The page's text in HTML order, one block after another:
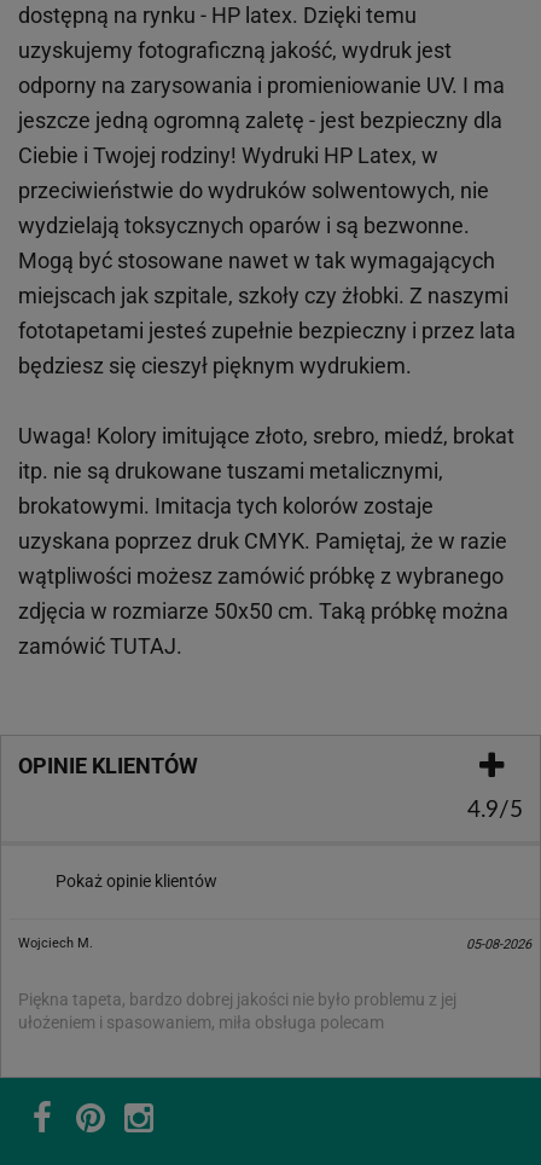
dostępną na rynku - HP latex. Dzięki temu
uzyskujemy fotograficzną jakość, wydruk jest
odporny na zarysowania i promieniowanie UV. I ma
jeszcze jedną ogromną zaletę - jest bezpieczny dla
Ciebie i Twojej rodziny! Wydruki HP Latex, w
przeciwieństwie do wydruków solwentowych, nie
wydzielają toksycznych oparów i są bezwonne.
Mogą być stosowane nawet w tak wymagających
miejscach jak szpitale, szkoły czy żłobki. Z naszymi
fototapetami jesteś zupełnie bezpieczny i przez lata
będziesz się cieszył pięknym wydrukiem.
Uwaga! Kolory imitujące złoto, srebro, miedź, brokat
itp. nie są drukowane tuszami metalicznymi,
brokatowymi. Imitacja tych kolorów zostaje
uzyskana poprzez druk CMYK. Pamiętaj, że w razie
wątpliwości możesz zamówić próbkę z wybranego
zdjęcia w rozmiarze 50x50 cm. Taką próbkę można
zamówićTUTAJ.
OPINIE KLIENTÓW
4.9/5
Pokaż opinie klientów
Wojciech M. 05-08-2026
Piękna tapeta, bardzo dobrej jakości nie było problemu z jej
ułożeniem i spasowaniem, miła obsługa polecam